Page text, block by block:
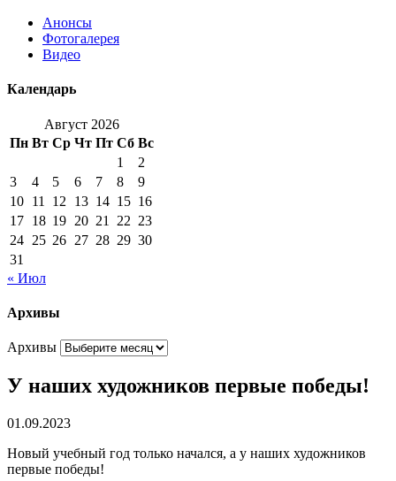
Анонсы
Фотогалерея
Видео
Календарь
Август 2026
Пн Вт Ср Чт Пт Сб Вс
1
2
3
4 5 6 7 8
9
10 11 12 13 14 15 16
17 18 19 20 21 22 23
24 25 26 27 28 29 30
31
« Июл
Архивы
Архивы
У наших художников первые победы!
01.09.2023
Новый учебный год только начался, а у наших художников
первые победы!